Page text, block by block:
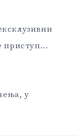
приступ...
у